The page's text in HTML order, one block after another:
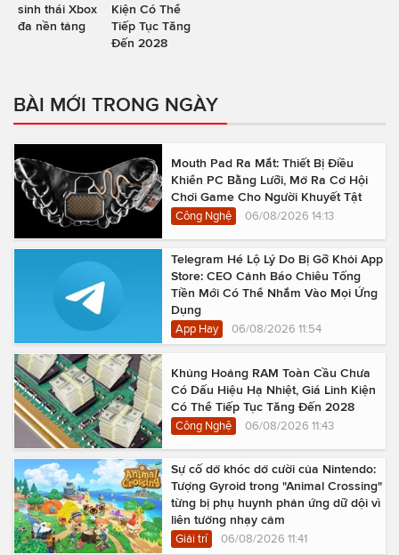
sinh thái Xbox
đa nền tảng
Kiện Có Thể
Tiếp Tục Tăng
Đến 2028
BÀI MỚI TRONG NGÀY
Mouth Pad Ra Mắt: Thiết Bị Điều
Khiển PC Bằng Lưỡi, Mở Ra Cơ Hội
Chơi Game Cho Người Khuyết Tật
Công Nghệ 06/08/2026 14:13
Telegram Hé Lộ Lý Do Bị Gỡ Khỏi App
Store: CEO Cảnh Báo Chiêu Tống
Tiền Mới Có Thể Nhắm Vào Mọi Ứng
Dụng
App Hay 06/08/2026 11:54
Khủng Hoảng RAM Toàn Cầu Chưa
Có Dấu Hiệu Hạ Nhiệt, Giá Linh Kiện
Có Thể Tiếp Tục Tăng Đến 2028
Công Nghệ 06/08/2026 11:43
Sự cố dở khóc dở cười của Nintendo:
Tượng Gyroid trong "Animal Crossing"
từng bị phụ huynh phản ứng dữ dội vì
liên tưởng nhạy cảm
Giải trí 06/08/2026 11:41